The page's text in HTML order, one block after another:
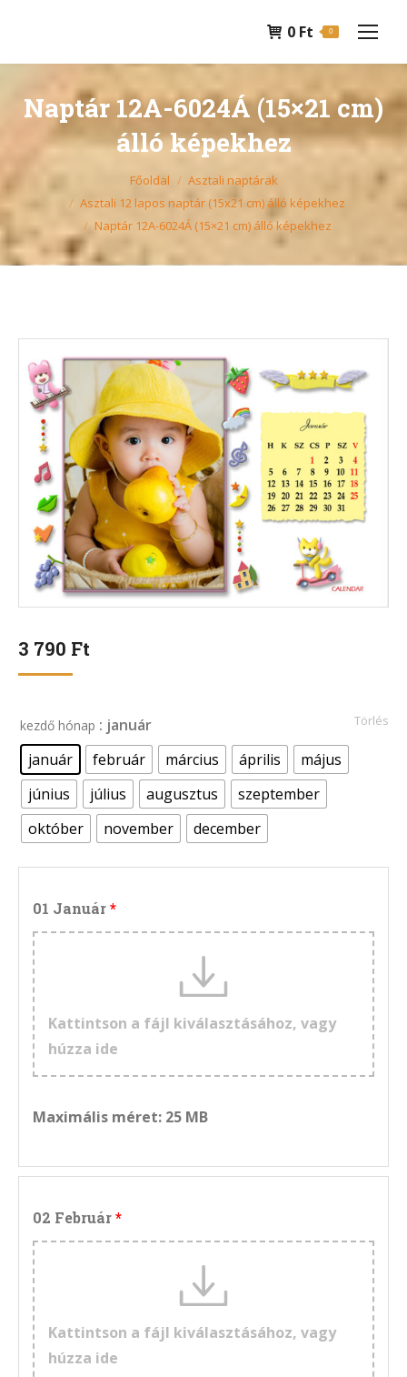
0 Ft 0
Naptár 12A-6024Á (15×21 cm)
álló képekhez
You are here: Főoldal
Asztali naptárak
Asztali 12 lapos naptár (15x21 cm) álló képekhez
Naptár 12A-6024Á (15×21 cm) álló képekhez
3 790 Ft
kezdő hónap : január
január
február március április
május
június
július augusztus
szeptember
október
november december
Törlés
01 Január
Kattintson a fájl kiválasztásához, vagy
húzza ide
Maximális méret: 25 MB
02 Február
Kattintson a fájl kiválasztásához, vagy
húzza ide